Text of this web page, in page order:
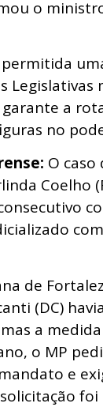
o
Legislativas
a
no
O
Coelho
de
(DC)
a
o MP
e
foi